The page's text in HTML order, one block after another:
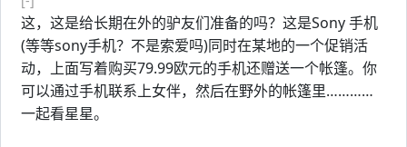
这，这是给长期在外的驴友们准备的吗？这是Sony 手机
(等等sony手机？不是索爱吗)同时在某地的一个促销活
动，上面写着购买79.99欧元的手机还赠送一个帐篷。你
可以通过手机联系上女伴，然后在野外的帐篷里…………
一起看星星。